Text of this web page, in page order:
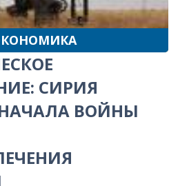
СИРИЯ
ВОЙНЫ